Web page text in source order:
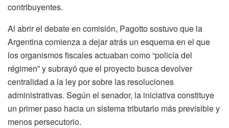
contribuyentes.
Al abrir el debate en comisión, Pagotto sostuvo que la
Argentina comienza a dejar atrás un esquema en el que
los organismos fiscales actuaban como “policía del
régimen” y subrayó que el proyecto busca devolver
centralidad a la ley por sobre las resoluciones
administrativas. Según el senador, la iniciativa constituye
un primer paso hacia un sistema tributario más previsible y
menos persecutorio.